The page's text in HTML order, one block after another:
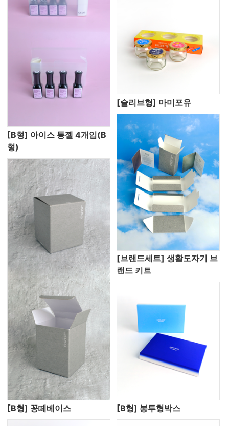
[B형] 아이스 통젤 4개입(B
형)
[슬리브형] 마미포유
[B형] 꽁떼베이스
[브랜드세트] 생활도자기 브
랜드 키트
[B형] 봉투형박스